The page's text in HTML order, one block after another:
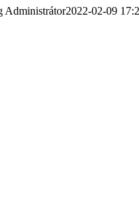
Administrátor2022-02-09